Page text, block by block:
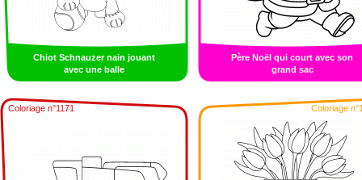
Chiot Schnauzer nain jouant
avec une balle
Père Noël qui court avec son
grand sac
Coloriage n°1171 Coloriage